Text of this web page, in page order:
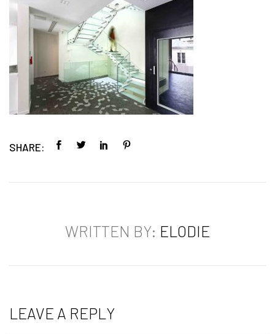
SHARE:
WRITTEN BY: ELODIE
LEAVE A REPLY